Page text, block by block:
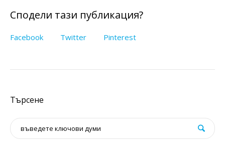
Сподели тази публикация?
Facebook Twitter Pinterest
Търсене